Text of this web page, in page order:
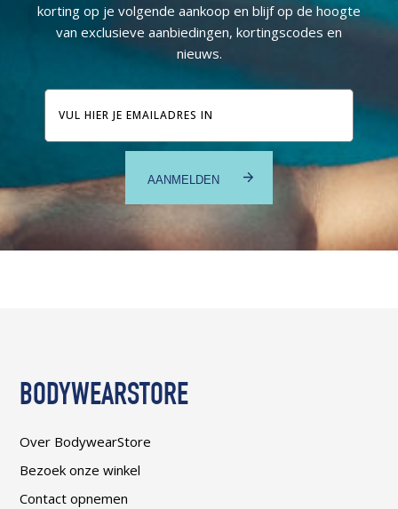
korting op je volgende aankoop en blijf op de hoogte
van exclusieve aanbiedingen, kortingscodes en
nieuws.
E-
mailadres
BODYWEARSTORE
Over BodywearStore
Bezoek onze winkel
Contact opnemen